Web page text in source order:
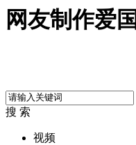
网友制作爱
搜 索
视频